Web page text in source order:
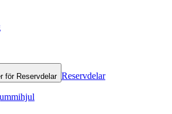
för Reservdelar Reservdelar